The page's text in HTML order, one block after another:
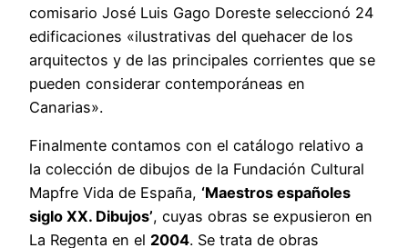
comisario José Luis Gago Doreste seleccionó 24
edificaciones «ilustrativas del quehacer de los
arquitectos y de las principales corrientes que se
pueden considerar contemporáneas en
Canarias».
Finalmente contamos con el catálogo relativo a
la colección de dibujos de la Fundación Cultural
Mapfre Vida de España, ‘Maestros españoles
siglo XX. Dibujos’, cuyas obras se expusieron en
La Regenta en el 2004. Se trata de obras